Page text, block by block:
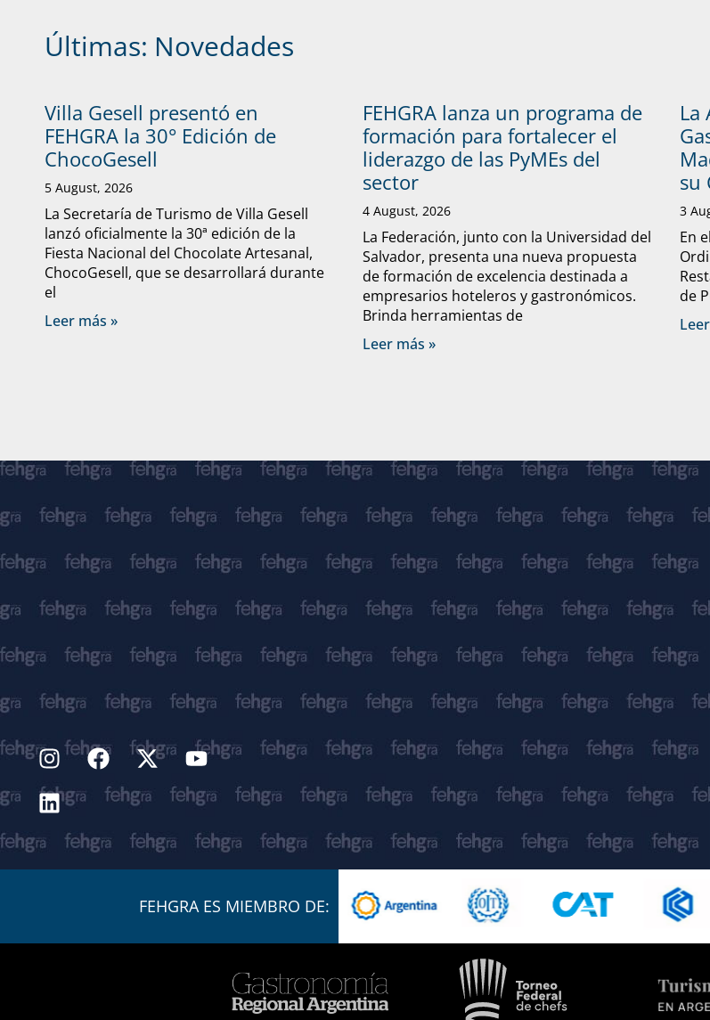
Últimas: Novedades
Villa Gesell presentó en
FEHGRA la 30° Edición de
ChocoGesell
5 August, 2026
La Secretaría de Turismo de Villa Gesell
lanzó oficialmente la 30ª edición de la
Fiesta Nacional del Chocolate Artesanal,
ChocoGesell, que se desarrollará durante
el
Leer más »
FEHGRA lanza un programa de
formación para fortalecer el
liderazgo de las PyMEs del
sector
4 August, 2026
La Federación, junto con la Universidad del
Salvador, presenta una nueva propuesta
de formación de excelencia destinada a
empresarios hoteleros y gastronómicos.
Brinda herramientas de
Leer más »
La
su
3
En
de
FEHGRA ES MIEMBRO DE: